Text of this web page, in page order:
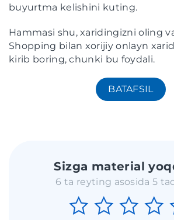
buyurtma kelishini kuting.
Hammasi shu, xaridingizni oling
Shopping bilan xorijiy onlayn
kirib boring, chunki bu foydali.
BATAFSIL
Sizga material
6 ta reyting asosida 5